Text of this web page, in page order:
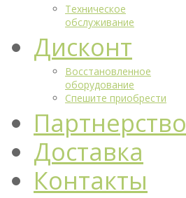
Техническое
обслуживание
Дисконт
Восстановленное
оборудование
Спешите приобрести
Партнерство
Доставка
Контакты